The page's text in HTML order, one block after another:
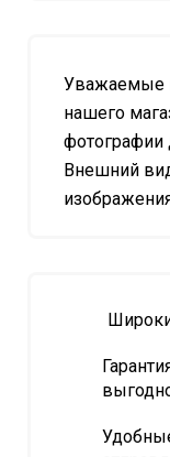
Уважаемые
нашего
фотографии
Внешний